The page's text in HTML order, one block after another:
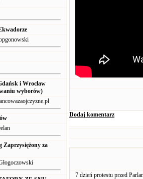
i Wrocław
wyborów)
Zaprzysiężony za
Dodaj komentarz
7 dzień protestu przed